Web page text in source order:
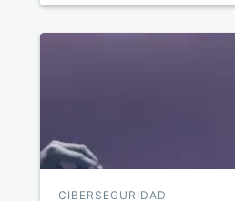
CIBERSEGURIDAD